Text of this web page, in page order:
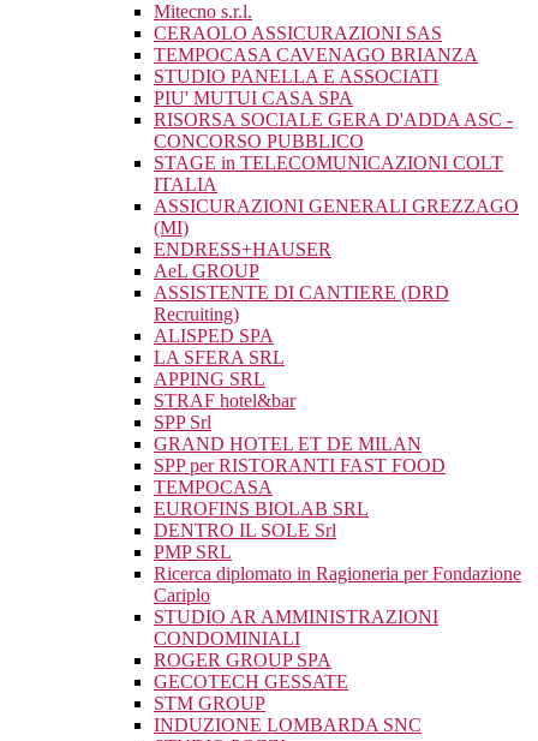
Mitecno s.r.l.
CERAOLO ASSICURAZIONI SAS
TEMPOCASA CAVENAGO BRIANZA
STUDIO PANELLA E ASSOCIATI
PIU' MUTUI CASA SPA
RISORSA SOCIALE GERA D'ADDA ASC -
CONCORSO PUBBLICO
STAGE in TELECOMUNICAZIONI COLT
ITALIA
ASSICURAZIONI GENERALI GREZZAGO
(MI)
ENDRESS+HAUSER
AeL GROUP
ASSISTENTE DI CANTIERE (DRD
Recruiting)
ALISPED SPA
LA SFERA SRL
APPING SRL
STRAF hotel&bar
SPP Srl
GRAND HOTEL ET DE MILAN
SPP per RISTORANTI FAST FOOD
TEMPOCASA
EUROFINS BIOLAB SRL
DENTRO IL SOLE Srl
PMP SRL
Ricerca diplomato in Ragioneria per Fondazione
Cariplo
STUDIO AR AMMINISTRAZIONI
CONDOMINIALI
ROGER GROUP SPA
GECOTECH GESSATE
STM GROUP
INDUZIONE LOMBARDA SNC